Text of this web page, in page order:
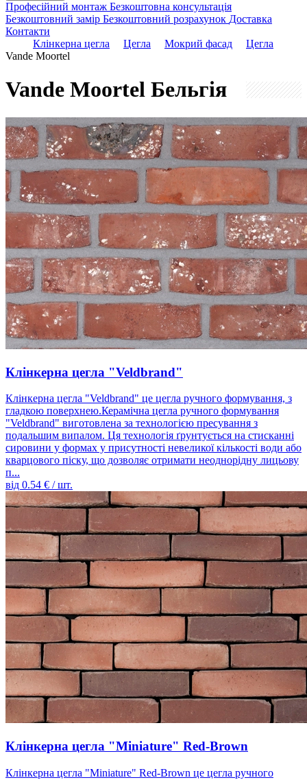
Професійний монтаж Безкоштовна консультація
Безкоштовний замір Безкоштовний розрахунок Доставка
Контакти
Клінкерна цегла
Цегла Мокрий фасад
Цегла
Vande Moortel
Vande Moortel Бельгія
Клінкерна цегла "Veldbrand"
Клінкерна цегла "Veldbrand" це цегла ручного формування, з
гладкою поверхнею.Керамічна цегла ручного формування
"Veldbrand" виготовлена ​​за технологією пресування з
подальшим випалом. Ця технологія ґрунтується на стисканні
сировини у формах у присутності невеликої кількості води або
кварцового піску, що дозволяє отримати неоднорідну лицьову
п...
від 0.54 € / шт.
Клінкерна цегла "Miniature" Red-Brown
Клінкерна цегла "Miniature" Red-Brown це цегла ручного